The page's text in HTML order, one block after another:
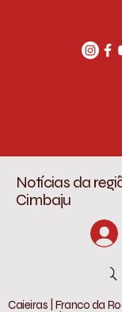
Notícias da
Cimbaju
Caieiras | Franco da